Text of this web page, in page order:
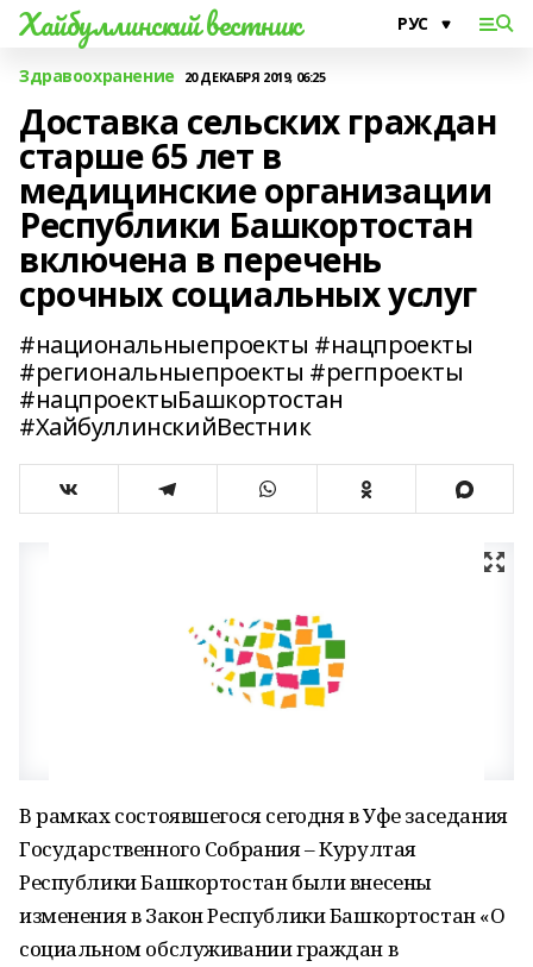
Хайбуллинский вестник
Здравоохранение 20 ДЕКАБРЯ 2019, 06:25
Доставка сельских граждан
старше 65 лет в
медицинские организации
Республики Башкортостан
включена в перечень
срочных социальных услуг
#национальныепроекты #нацпроекты
#региональныепроекты #регпроекты
#нацпроектыБашкортостан
#ХайбуллинскийВестник
В рамках состоявшегося сегодня в Уфе заседания
Государственного Собрания – Курултая
Республики Башкортостан были внесены
изменения в Закон Республики Башкортостан «О
социальном обслуживании граждан в